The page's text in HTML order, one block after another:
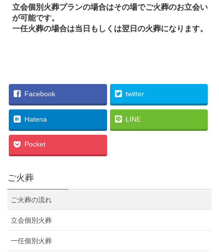
立会個別火葬プランの場合はその場でご火葬のお立会い
が可能です。
一任火葬の場合は当日もしくは翌日の火葬になります。
Facebook twitter
Hatena LINE
Pocket
ご火葬
ご火葬の流れ
立会個別火葬
一任個別火葬